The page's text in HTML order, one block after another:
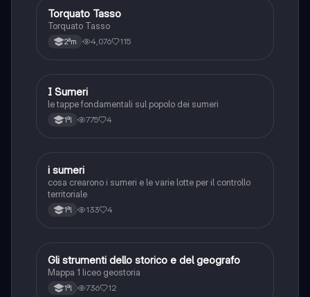
Storia
Torquato Tasso
Torquato Tasso
2ªm 4,076 115
Storia
I Sumeri
le tappe fondamentali sul popolo dei sumeri
1ªl 775 4
Storia
i sumeri
cosa crearono i sumeri e le varie lotte per il controllo
territoriale
1ªl 133 4
Storia
Gli strumenti dello storico e del geografo
Mappa 1 liceo geostoria
1ªl 736 12